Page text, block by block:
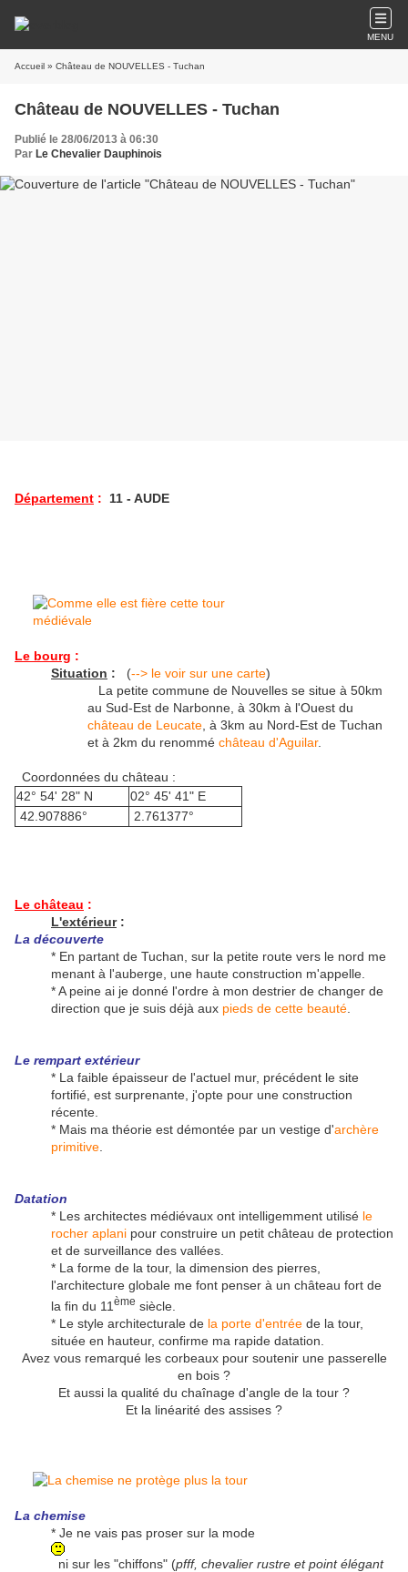
MENU
Accueil » Château de NOUVELLES - Tuchan
Château de NOUVELLES - Tuchan
Publié le 28/06/2013 à 06:30
Par Le Chevalier Dauphinois
Département : 11 - AUDE
Le bourg :
Situation : (--> le voir sur une carte)
La petite commune de Nouvelles se situe à 50km
au Sud-Est de Narbonne, à 30km à l'Ouest du
château de Leucate , à 3km au Nord-Est de Tuchan
et à 2km du renommé château d'Aguilar.
Coordonnées du château :
42° 54' 28" N
02° 45' 41" E
42.907886°
2.761377°
Le château :
L'extérieur:
La découverte
* En partant de Tuchan, sur la petite route vers le nord me
menant à l'auberge, une haute construction m'appelle.
* A peine ai je donné l'ordre à mon destrier de changer de
direction que je suis déjà aux pieds de cette beauté
Le rempart extérieur
* La faible épaisseur de l'actuel mur, précédent le site
fortifié, est surprenante, j'opte pour une construction
récente.
* Mais ma théorie est démontée par un vestige d'archère
primitive
Datation
* Les architectes médiévaux ont intelligemment utilisé le
rocher aplani pour construire un petit château de protection
et de surveillance des vallées.
* La forme de la tour, la dimension des pierres,
l'architecture globale me font penser à un château fort de
la fin du 11 ème siècle.
* Le style architecturale de la porte d'entrée de la tour,
située en hauteur, confirme ma rapide datation.
Avez vous remarqué les corbeaux pour soutenir une passerelle
en bois ?
Et aussi la qualité du chaînage d'angle de la tour ?
Et la linéarité des assises ?
La chemise
* Je ne vais pas proser sur la mode
ni sur les "chiffons" (pfff, chevalier rustre et point élégant